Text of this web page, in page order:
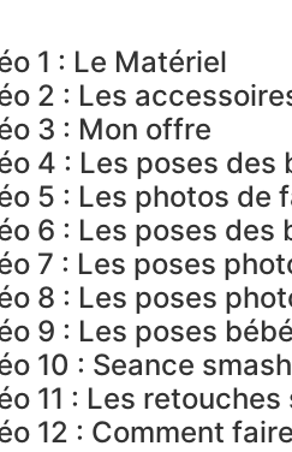
1 : Le Matériel
2 : Les
3 : Mon offre
4 : Les poses des
5 : Les photos de
6 : Les poses des
7 : Les poses
8 : Les poses
9 : Les poses
10 : Seance
11 : Les
12 : Comment